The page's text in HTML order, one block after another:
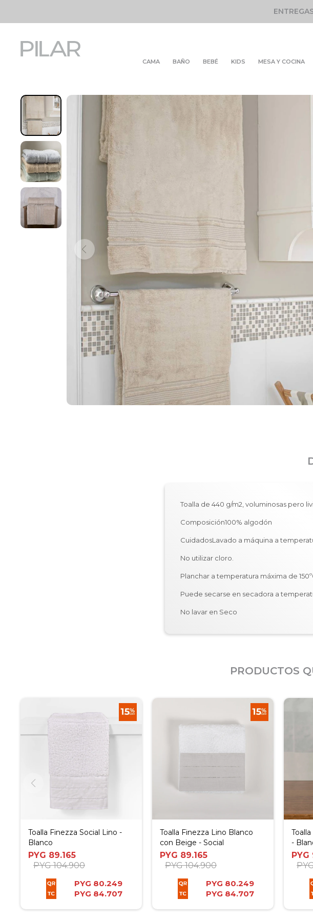
CAMA BAÑO BEBÉ KIDS MESA Y COCINA
Toalla de 440 g/m2, voluminosas pero
Composición100% algodón
CuidadosLavado a máquina a
No utilizar cloro.
Planchar a temperatura máxima de
Puede secarse en secadora a
No lavar en Seco
PRODUCTOS
Toalla Finezza Social Lino -
Blanco
PYG 89.165
PYG 104.900
PYG 80.249
PYG 84.707
Toalla Finezza Lino Blanco
con Beige - Social
PYG 89.165
PYG 104.900
PYG 80.249
PYG 84.707
-
PYG